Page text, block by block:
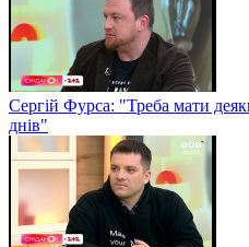
Сергій Фурса: "Треба мати
днів"